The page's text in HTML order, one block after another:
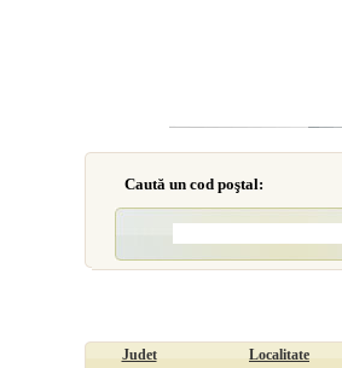
Caută un cod poştal:
Judet Localitate